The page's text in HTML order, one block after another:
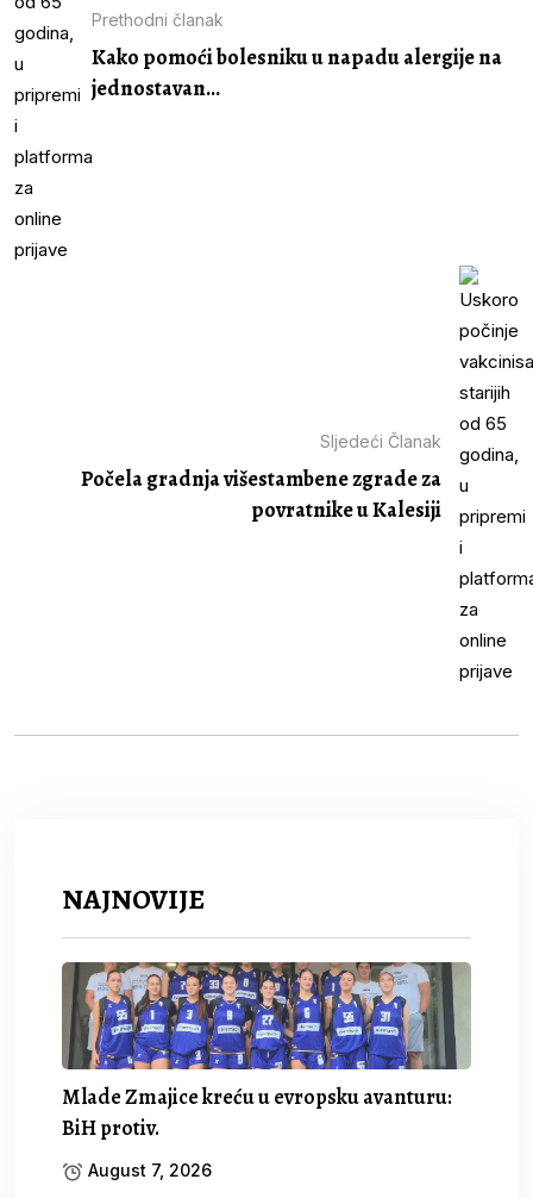
Prethodni članak
Kako pomoći bolesniku u napadu alergije na
jednostavan...
Sljedeći Članak
Počela gradnja višestambene zgrade za
povratnike u Kalesiji
NAJNOVIJE
Mlade Zmajice kreću u evropsku avanturu:
BiH protiv.
August 7, 2026